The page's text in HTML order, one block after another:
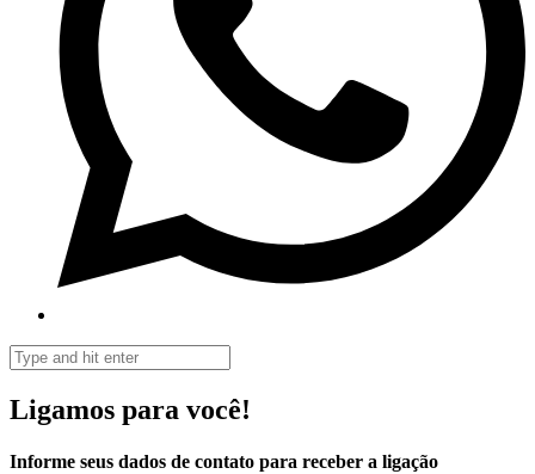
Ligamos para você!
Informe seus dados de contato para receber a ligação